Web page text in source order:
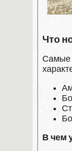
Что
Самые
В чем